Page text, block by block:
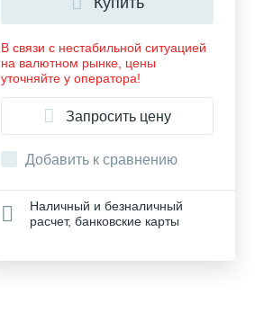
В связи с нестабильной ситуацией
на валютном рынке, цены
уточняйте у оператора!
Запросить цену
Добавить к сравнению
Наличный и безналичный
расчет, банковские карты